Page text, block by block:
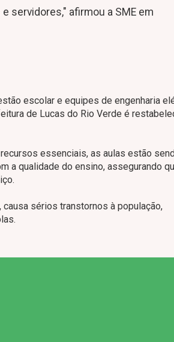
servidores," afirmou a SME em
escolar e equipes de engenharia
de Lucas do Rio Verde é
essenciais, as aulas estão
a qualidade do ensino, assegurando
sérios transtornos à população,